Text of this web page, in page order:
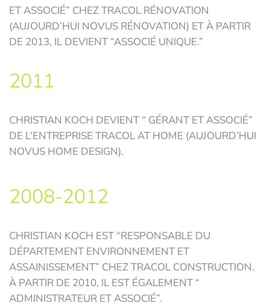
ET ASSOCIÉ” CHEZ TRACOL RÉNOVATION
(AUJOURD’HUI NOVUS RÉNOVATION) ET À PARTIR
DE 2013, IL DEVIENT “ASSOCIÉ UNIQUE.”
2011
CHRISTIAN KOCH DEVIENT “ GÉRANT ET ASSOCIÉ”
DE L’ENTREPRISE TRACOL AT HOME (AUJOURD’HUI
NOVUS HOME DESIGN).
2008-2012
CHRISTIAN KOCH EST “RESPONSABLE DU
DÉPARTEMENT ENVIRONNEMENT ET
ASSAINISSEMENT” CHEZ TRACOL CONSTRUCTION.
À PARTIR DE 2010, IL EST ÉGALEMENT “
ADMINISTRATEUR ET ASSOCIÉ”.